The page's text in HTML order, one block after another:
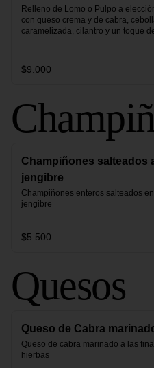
Relleno de Lomo o Pulpo a
con queso crema y de cabra,
caramelizada, cilantro y un toque
$9.000
Champiñones salteados
jengibre
Champiñones enteros salteados en
jengibre
$5.500
Quesos
Queso de Cabra
Queso de cabra marinado a las
hierbas